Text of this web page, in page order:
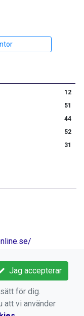
12
51
44
52
31
Jag accepterar
för dig.
att vi använder